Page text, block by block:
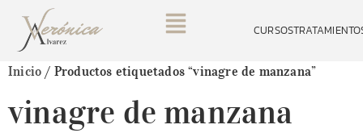
CURSOS
Inicio / Productos etiquetados “vinagre de manzana”
vinagre de manzana